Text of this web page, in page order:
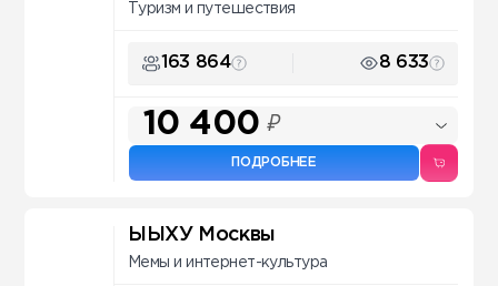
Туризм и путешествия
163 864 8 633
10 400 ₽
ПОДРОБНЕЕ
ЫЫХУ Москвы
Мемы и интернет-культура